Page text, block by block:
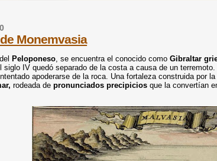
Monemvasia
Peloponeso, se encuentra el conocido comoGibraltar
siglo IV quedó separado de la costa a causa de un
apoderarse de la roca. Una fortaleza construida por
rodeada depronunciados precipicios que la convertían